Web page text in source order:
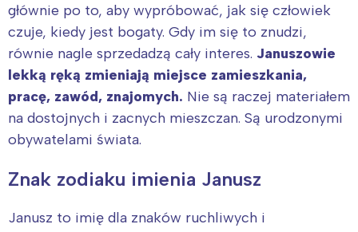
głównie po to, aby wypróbować, jak się człowiek
czuje, kiedy jest bogaty. Gdy im się to znudzi,
równie nagle sprzedadzą cały interes. Januszowie
lekką ręką zmieniają miejsce zamieszkania,
pracę, zawód, znajomych. Nie są raczej materiałem
na dostojnych i zacnych mieszczan. Są urodzonymi
obywatelami świata.
Znak zodiaku imienia Janusz
Janusz to imię dla znaków ruchliwych i